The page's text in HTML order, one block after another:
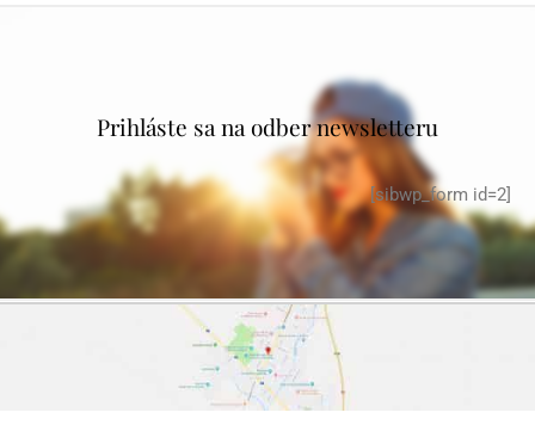
Prihláste sa na odber newsletteru
[sibwp_form id=2]